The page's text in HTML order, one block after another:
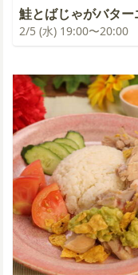
鮭とばじゃがバター
2/5 (水) 19:00〜20:00